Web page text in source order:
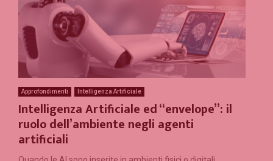
Approfondimenti Intelligenza Artificiale
Intelligenza Artificiale ed “envelope”: il
ruolo dell’ambiente negli agenti
artificiali